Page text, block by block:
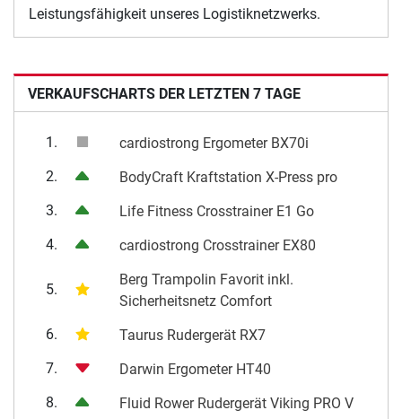
Leistungsfähigkeit unseres Logistiknetzwerks.
VERKAUFSCHARTS DER LETZTEN 7 TAGE
1.
cardiostrong Ergometer BX70i
2.
BodyCraft Kraftstation X-Press pro
3.
Life Fitness Crosstrainer E1 Go
4.
cardiostrong Crosstrainer EX80
5.
Berg Trampolin Favorit inkl.
Sicherheitsnetz Comfort
6.
Taurus Rudergerät RX7
7.
Darwin Ergometer HT40
8.
Fluid Rower Rudergerät Viking PRO V